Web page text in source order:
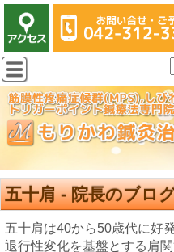
五十肩 - 院長のブロ
五十肩は40から50歳代に好
退行性変化を基盤とする肩